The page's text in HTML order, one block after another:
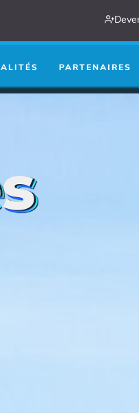
PARTENAIRES
autre chose :